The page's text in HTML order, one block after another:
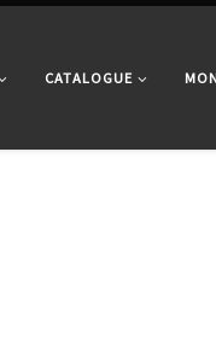
CATALOGUE